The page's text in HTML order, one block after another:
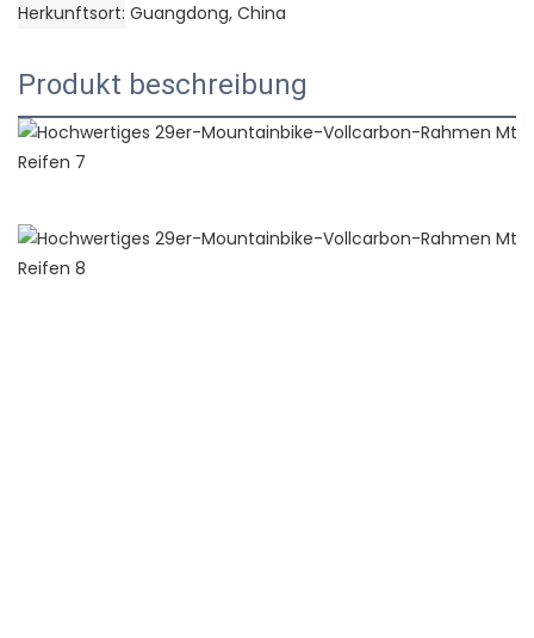
Herkunftsort Guangdong, China
Produkt beschreibung